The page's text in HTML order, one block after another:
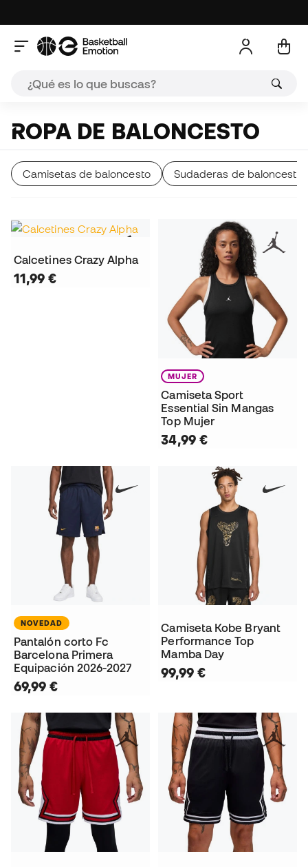
ROPA DE BALONCESTO
Camisetas de baloncesto Sudaderas de baloncesto
Calcetines Crazy Alpha
11,99 €
MUJER
Camiseta Sport
Essential Sin Mangas
Top Mujer
34,99 €
NOVEDAD
Pantalón corto Fc
Barcelona Primera
Equipación 2026-2027
69,99 €
Camiseta Kobe Bryant
Performance Top
Mamba Day
99,99 €